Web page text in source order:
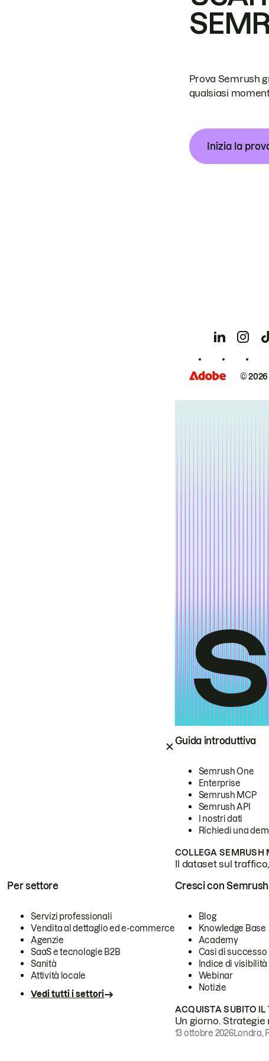
Guida introduttiva
Semrush One
Enterprise
Semrush MCP
Semrush API
I nostri dati
Richiedi una
COLLEGA SEMRUSH
Il dataset sul
Per settore
Servizi professionali
Vendita al dettaglio ed e-commerce
Agenzie
SaaS e tecnologie B2B
Sanità
Attività locale
Vedi tutti i settori
Cresci con Semrush
Blog
Knowledge Base
Academy
Casi di successo
Indice di visibilità
Webinar
Notizie
ACQUISTA SUBITO IL
Un giorno.
13 ottobre 2026Londra,
Prova Semrush
qualsiasi
Inizia la
©